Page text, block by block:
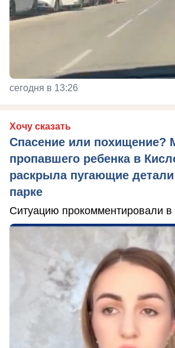
сегодня в 13:26
Хочу сказать
Спасение или похищение?
пропавшего ребенка в
раскрыла пугающие
парке
Ситуацию прокомментировали в